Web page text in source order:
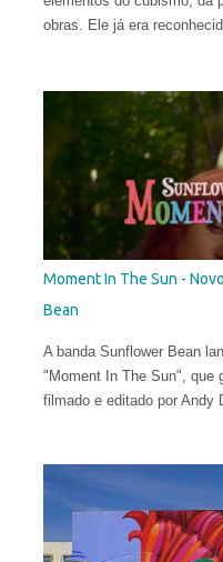
obras. Ele já era
partir de técnicas de
eclético da arte. Porém,
da proporção é sua maior
explorar uma arte mais
experimento como "pós-
Moment In The Sun -
Bean
A banda Sunflower Bean
"Moment In The Sun", que
filmado e editado por Andy